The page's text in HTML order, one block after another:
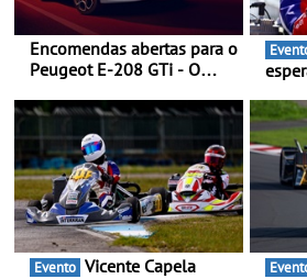
Encomendas abertas para o
Peugeot E-208 GTi - O
com as melhores
performances da categoria
em
do
Evento